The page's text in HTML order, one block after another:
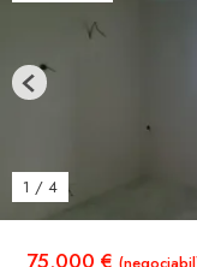
75,000 €
1 / 4
Previous